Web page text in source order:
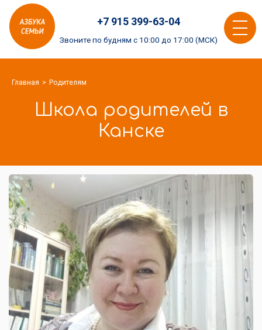
Азбука
семьи
logo
+7 915 399-63-04
Звоните по будням с 10:00 до 17:00 (МСК)
Toggle
Главная Родителям
Школа родителей в
Канске